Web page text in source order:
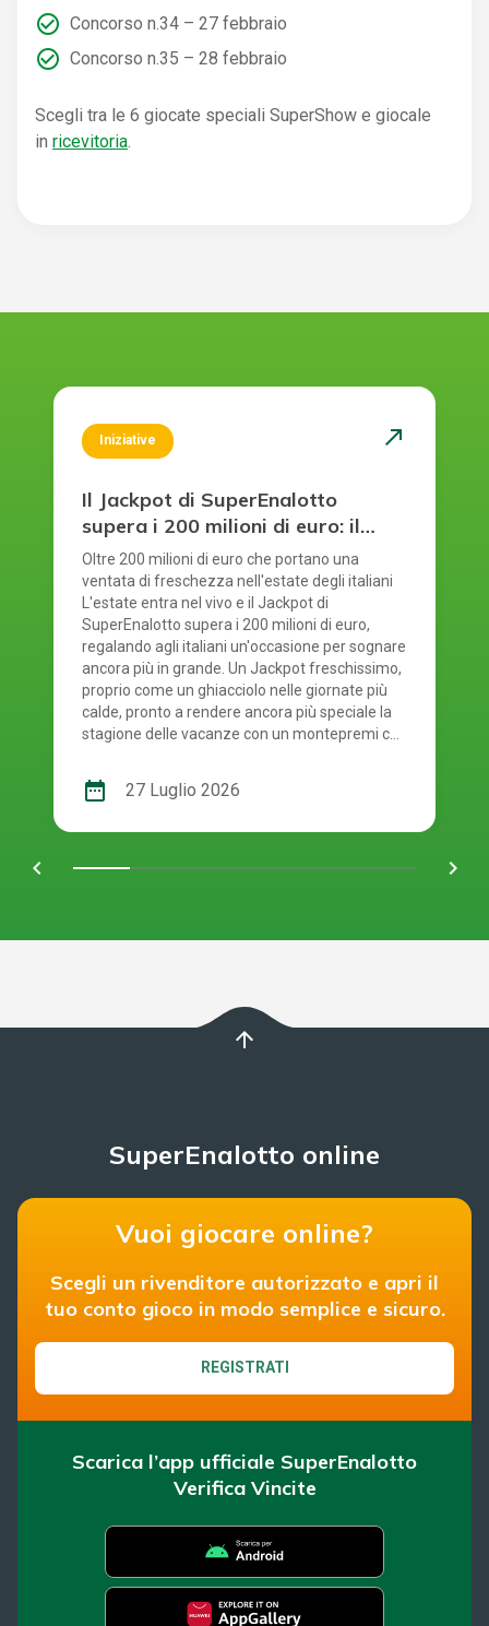
Concorso n.34 – 27 febbraio
Concorso n.35 – 28 febbraio
Scegli tra le 6 giocate speciali SuperShow e giocale
in ricevitoria
Iniziative north_east
Il Jackpot di SuperEnalotto
supera i 200 milioni di euro: il
sogno più fresco dell’estate è
servito
Oltre 200 milioni di euro che portano una
ventata di freschezza nell'estate degli italiani
L'estate entra nel vivo e il Jackpot di
SuperEnalotto supera i 200 milioni di euro,
regalando agli italiani un'occasione per sognare
ancora più in grande. Un Jackpot freschissimo,
proprio come un ghiacciolo nelle giornate più
calde, pronto a rendere ancora più speciale la
stagione delle vacanze con un montepremi che
protagonista più fresco della stagione a
centrare il 6?
date_range 27 Luglio 2026
chevron_left navigate_next
arrow_upward
SuperEnalotto online
Vuoi giocare online?
Scegli un rivenditore autorizzato e apri il
tuo conto gioco in modo semplice e sicuro.
REGISTRATI
Scarica l’app ufficiale SuperEnalotto
Verifica Vincite